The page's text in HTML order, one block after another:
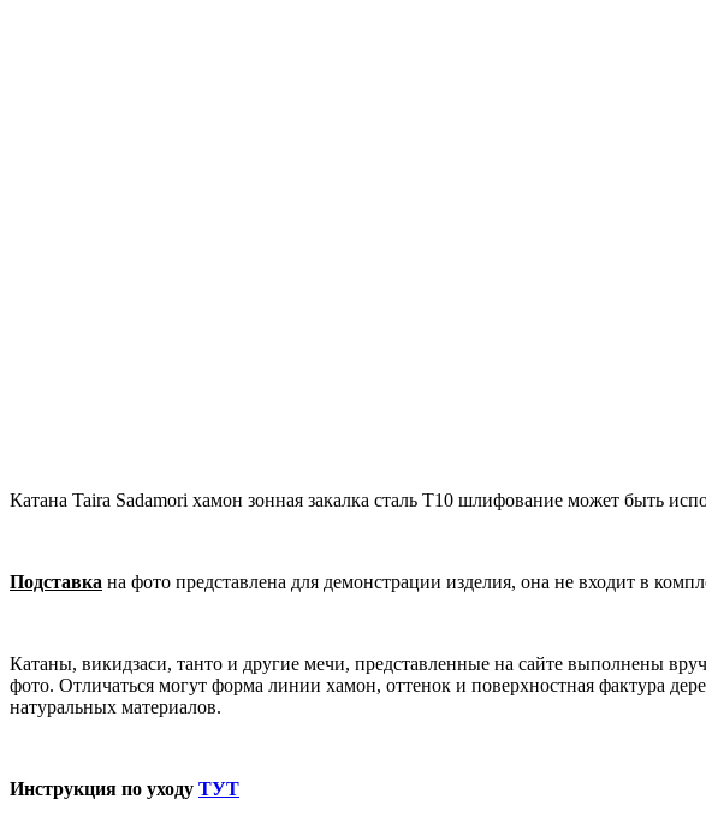
Катана Taira Sadamori хамон зонная закалка сталь T10 шлифование может быть
Подставка на фото представлена для демонстрации изделия, она не входит в
Катаны, викидзаси, танто и другие мечи, представленные на сайте выполнены
фото. Отличаться могут форма линии хамон, оттенок и поверхностная фактура
натуральных материалов.
Инструкция по уходу ТУТ